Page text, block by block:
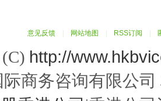
意见反馈 网站地图 RSS订阅
http://
商务咨询有限公